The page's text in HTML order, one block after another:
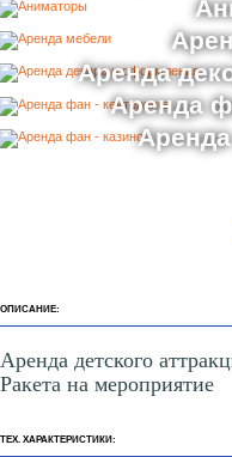
Аренда
Аренда
ОПИСАНИЕ:
Аренда детского
Ракета на мероприятие
ТЕХ. ХАРАКТЕРИСТИКИ: